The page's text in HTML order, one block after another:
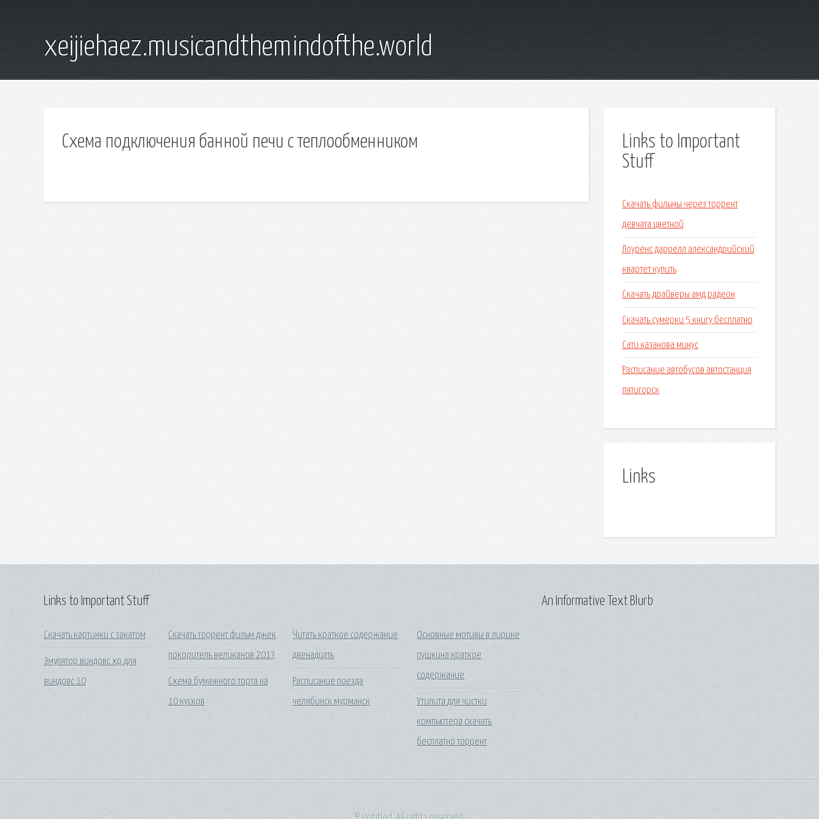
xeijiehaez.musicandthemindofthe.world
Схема подключения банной печи с теплообменником
Links to Important
Stuff
Скачать фильмы через торрент
девчата цветной
Лоуренс даррелл александрийский
квартет купить
Скачать драйверы амд радеон
Скачать сумерки 5 книгу бесплатно
Сати казанова минус
Расписание автобусов автостанция
пятигорск
Links
Links to Important Stuff
Скачать картинки с закатом
Эмулятор виндовс xp для
виндовс 10
Скачать торрент фильм джек
покоритель великанов 2013
Схема бумажного торта на
10 кусков
Читать краткое содержание
двенадцать
Расписание поезда
челябинск мурманск
Основные мотивы в лирике
пушкина краткое
содержание
Утилита для чистки
компьютера скачать
бесплатно торрент
An Informative Text Blurb